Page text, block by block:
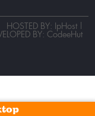
HOSTED BY: IpHost |
BY: CodeeHut